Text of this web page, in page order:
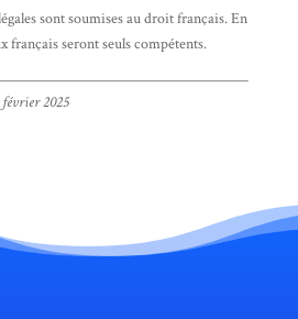
sont soumises au droit français. En
français seront seuls compétents.
2025